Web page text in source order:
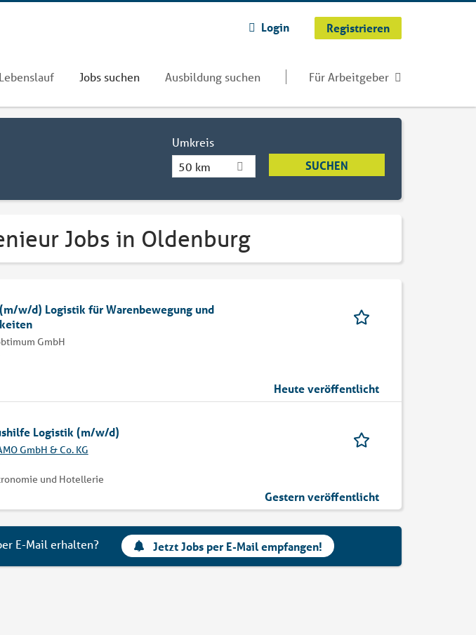
Login Registrieren
Jobs suchen Ausbildung suchen Für Arbeitgeber
Umkreis
50 km
Jobs in Oldenburg
w/d) Logistik für Warenbewegung und
GmbH
Heute veröffentlicht
Logistik (m/w/d)
GmbH & Co. KG
und Hotellerie
Gestern veröffentlicht
E-Mail erhalten? Jetzt Jobs per E-Mail empfangen!